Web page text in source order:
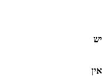
יש
אין